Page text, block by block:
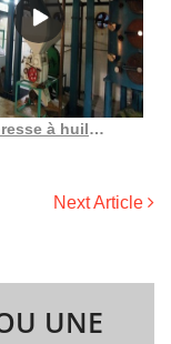
grande presse à huile au Sénégal
Next Article
UNE